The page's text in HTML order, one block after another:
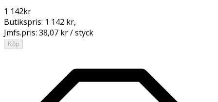
1 142kr
Butikspris: 1 142 kr,
Jmfs.pris: 38,07 kr / styck
Köp